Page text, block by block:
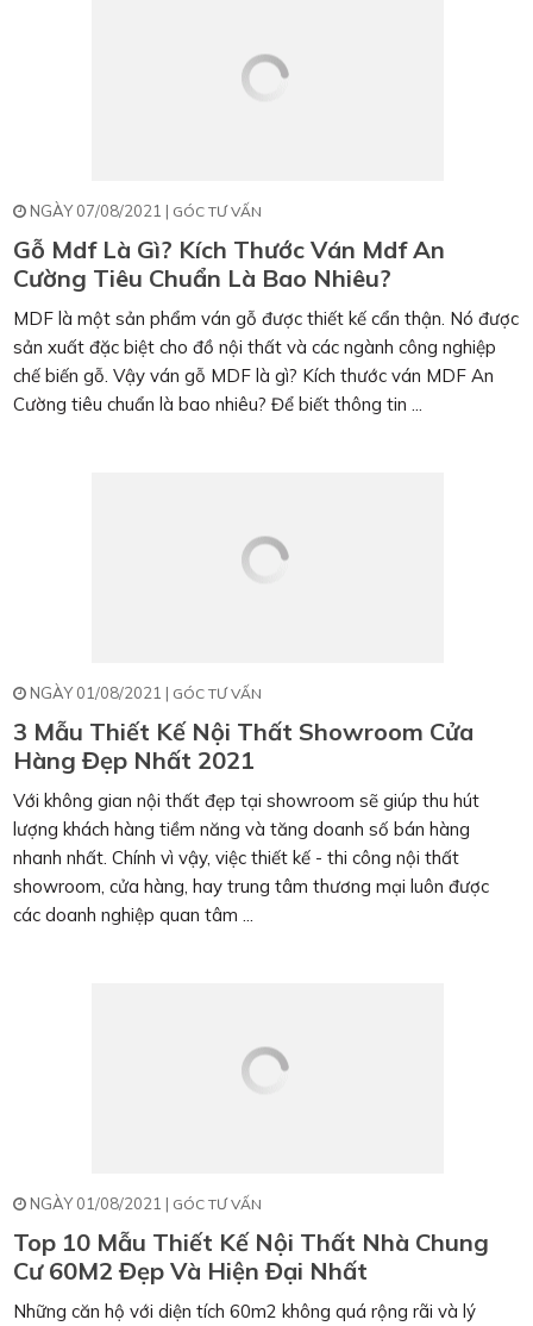
NGÀY 07/08/2021 | GÓC TƯ VẤN
Gỗ Mdf Là Gì? Kích Thước Ván Mdf An
Cường Tiêu Chuẩn Là Bao Nhiêu?
MDF là một sản phẩm ván gỗ được thiết kế cẩn thận. Nó được
sản xuất đặc biệt cho đồ nội thất và các ngành công nghiệp
chế biến gỗ. Vậy ván gỗ MDF là gì? Kích thước ván MDF An
Cường tiêu chuẩn là bao nhiêu? Để biết thông tin ...
NGÀY 01/08/2021 | GÓC TƯ VẤN
3 Mẫu Thiết Kế Nội Thất Showroom Cửa
Hàng Đẹp Nhất 2021
Với không gian nội thất đẹp tại showroom sẽ giúp thu hút
lượng khách hàng tiềm năng và tăng doanh số bán hàng
nhanh nhất. Chính vì vậy, việc thiết kế - thi công nội thất
showroom, cửa hàng, hay trung tâm thương mại luôn được
các doanh nghiệp quan tâm ...
NGÀY 01/08/2021 | GÓC TƯ VẤN
Top 10 Mẫu Thiết Kế Nội Thất Nhà Chung
Cư 60M2 Đẹp Và Hiện Đại Nhất
Những căn hộ với diện tích 60m2 không quá rộng rãi và lý